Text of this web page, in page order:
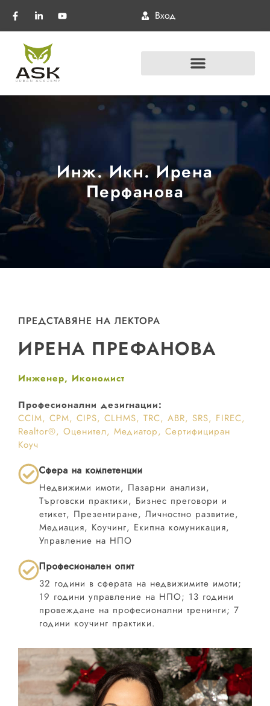
Вход
Инж. Икн. Ирена
Перфанова
ПРЕДСТАВЯНЕ НА ЛЕКТОРА
ИРЕНА ПРЕФАНОВА
Инженер, Икономист
Професионални дезигнации:
CCIM, CPM, CIPS, CLHMS, TRC, ABR, SRS, FIREC,
Realtor®, Оценител, Медиатор, Сертифициран
Коуч
Сфера на компетенции
Недвижими имоти, Пазарни анализи,
Търговски практики, Бизнес преговори и
етикет, Презентиране, Личностно развитие,
Медиация, Коучинг, Екипна комуникация,
Управление на НПО
Професионален опит
32 години в сферата на недвижимите имоти;
19 години управление на НПО; 13 години
провеждане на професионални тренинги; 7
години коучинг практики.